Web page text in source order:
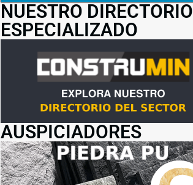
NUESTRO DIRECTORIO
ESPECIALIZADO
AUSPICIADORES